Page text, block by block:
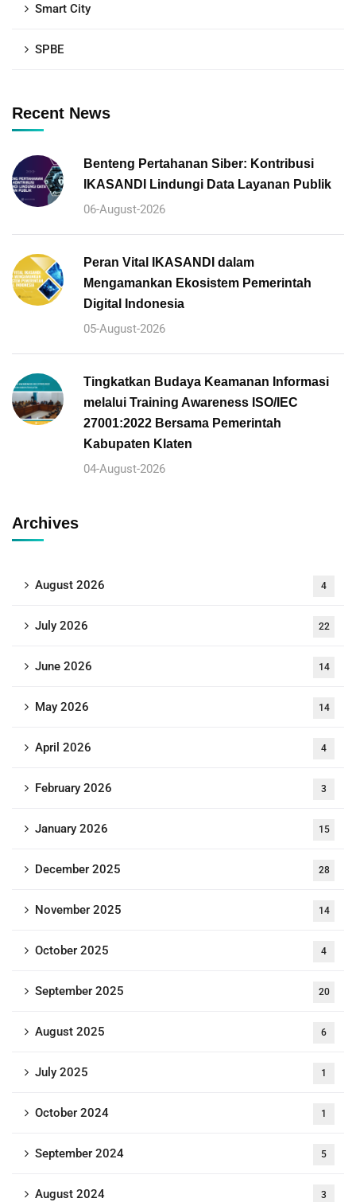
Smart City
SPBE
Recent News
Benteng Pertahanan Siber: Kontribusi
IKASANDI Lindungi Data Layanan Publik
06-August-2026
Peran Vital IKASANDI dalam
Mengamankan Ekosistem Pemerintah
Digital Indonesia
05-August-2026
Tingkatkan Budaya Keamanan Informasi
melalui Training Awareness ISO/IEC
27001:2022 Bersama Pemerintah
Kabupaten Klaten
04-August-2026
Archives
August 2026 4
July 2026 22
June 2026 14
May 2026 14
April 2026 4
February 2026 3
January 2026 15
December 2025 28
November 2025 14
October 2025 4
September 2025 20
August 2025 6
July 2025 1
October 2024 1
September 2024 5
August 2024 3